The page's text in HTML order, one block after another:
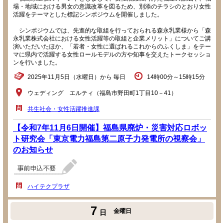
場・地域における男女の意識改革を図るため、別添のチラシのとおり女性
活躍をテーマとした標記シンポジウムを開催しました。
シンポジウムでは、先進的な取組を行っておられる森永乳業様から「森
永乳業株式会社における女性活躍等の取組と企業メリット」についてご講
演いただいたほか、「若者・女性に選ばれるこれからのふくしま」をテー
マに県内で活躍する女性ロールモデルの方や知事を交えたトークセッショ
ンを行いました。
2025年11月5日（水曜日）から 毎日 14時00分～15時15分
ウェディング エルティ（福島市野田町1丁目10－41）
共生社会・女性活躍推進課
【令和7年11月6日開催】福島県廃炉・災害対応ロボッ
ト研究会「東京電力福島第二原子力発電所の視察会」
のお知らせ
ハイテクプラザ
7 日 金曜日